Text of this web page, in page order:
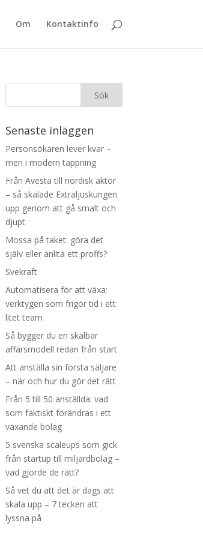
Om Kontaktinfo
Senaste inläggen
Personsökaren lever kvar –
men i modern tappning
Från Avesta till nordisk aktör
– så skalade Extraljuskungen
upp genom att gå smalt och
djupt
Mossa på taket: göra det
själv eller anlita ett proffs?
Svekraft
Automatisera för att växa:
verktygen som frigör tid i ett
litet team
Så bygger du en skalbar
affärsmodell redan från start
Att anställa sin första säljare
– när och hur du gör det rätt
Från 5 till 50 anställda: vad
som faktiskt förändras i ett
växande bolag
5 svenska scaleups som gick
från startup till miljardbolag –
vad gjorde de rätt?
Så vet du att det är dags att
skala upp – 7 tecken att
lyssna på